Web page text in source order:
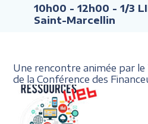
10h00 - 12h00 - 1/3
Saint-Marcellin
Une rencontre animée par le
de la Conférence des